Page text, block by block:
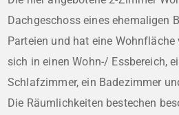
Dachgeschoss eines ehemaligen
Parteien und hat eine Wohnfläche
sich in einen Wohn-/ Essbereich,
Schlafzimmer, ein Badezimmer
Die Räumlichkeiten bestechen